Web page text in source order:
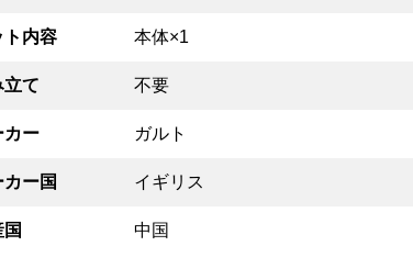
ト内容 本体×1
立て 不要
カー ガルト
カー国 イギリス
国 中国